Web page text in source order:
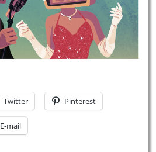
Twitter Pinterest
E-mail